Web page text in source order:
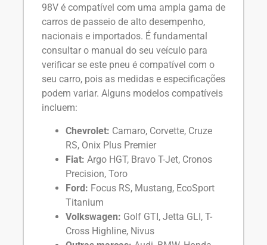
98V é compatível com uma ampla gama de
carros de passeio de alto desempenho,
nacionais e importados. É fundamental
consultar o manual do seu veículo para
verificar se este pneu é compatível com o
seu carro, pois as medidas e especificações
podem variar. Alguns modelos compatíveis
incluem:
Chevrolet: Camaro, Corvette, Cruze
RS, Onix Plus Premier
Fiat: Argo HGT, Bravo T-Jet, Cronos
Precision, Toro
Ford: Focus RS, Mustang, EcoSport
Titanium
Volkswagen: Golf GTI, Jetta GLI, T-
Cross Highline, Nivus